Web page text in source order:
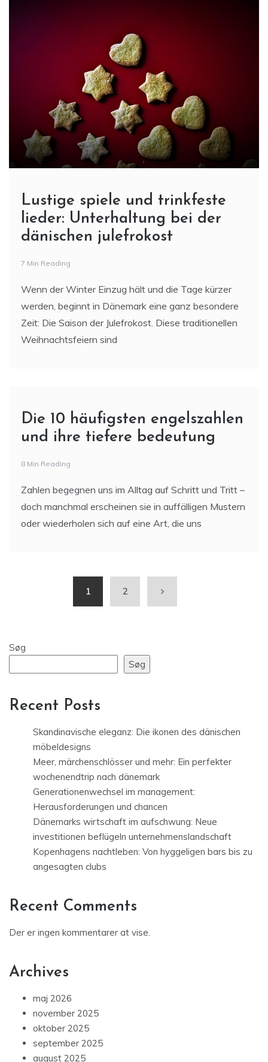
Lustige spiele und trinkfeste
lieder: Unterhaltung bei der
dänischen julefrokost
7 Min Reading
Wenn der Winter Einzug hält und die Tage kürzer
werden, beginnt in Dänemark eine ganz besondere
Zeit: Die Saison der Julefrokost. Diese traditionellen
Weihnachtsfeiern sind
Die 10 häufigsten engelszahlen
und ihre tiefere bedeutung
8 Min Reading
Zahlen begegnen uns im Alltag auf Schritt und Tritt –
doch manchmal erscheinen sie in auffälligen Mustern
oder wiederholen sich auf eine Art, die uns
1 2
Søg
Søg
Recent Posts
Skandinavische eleganz: Die ikonen des dänischen
möbeldesigns
Meer, märchenschlösser und mehr: Ein perfekter
wochenendtrip nach dänemark
Generationenwechsel im management:
Herausforderungen und chancen
Dänemarks wirtschaft im aufschwung: Neue
investitionen beflügeln unternehmenslandschaft
Kopenhagens nachtleben: Von hyggeligen bars bis zu
angesagten clubs
Recent Comments
Der er ingen kommentarer at vise.
Archives
maj 2026
november 2025
oktober 2025
september 2025
august 2025